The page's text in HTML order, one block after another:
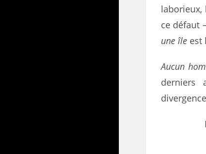
ce défaut
une île est
Aucun
derniers